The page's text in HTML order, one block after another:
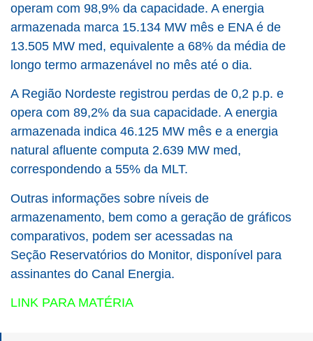
operam com 98,9% da capacidade. A energia
armazenada marca 15.134 MW mês e ENA é de
13.505 MW med, equivalente a 68% da média de
longo termo armazenável no mês até o dia.
A Região Nordeste registrou perdas de 0,2 p.p. e
opera com 89,2% da sua capacidade. A energia
armazenada indica 46.125 MW mês e a energia
natural afluente computa 2.639 MW med,
correspondendo a 55% da MLT.
Outras informações sobre níveis de
armazenamento, bem como a geração de gráficos
comparativos, podem ser acessadas na
Seção Reservatórios do Monitor, disponível para
assinantes do Canal Energia.
LINK PARA MATÉRIA